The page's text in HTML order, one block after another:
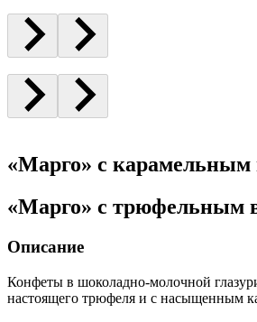
«Марго» с карамельным
«Марго» с трюфельным
Описание
Конфеты в шоколадно-молочной
настоящего трюфеля и с насыщенным